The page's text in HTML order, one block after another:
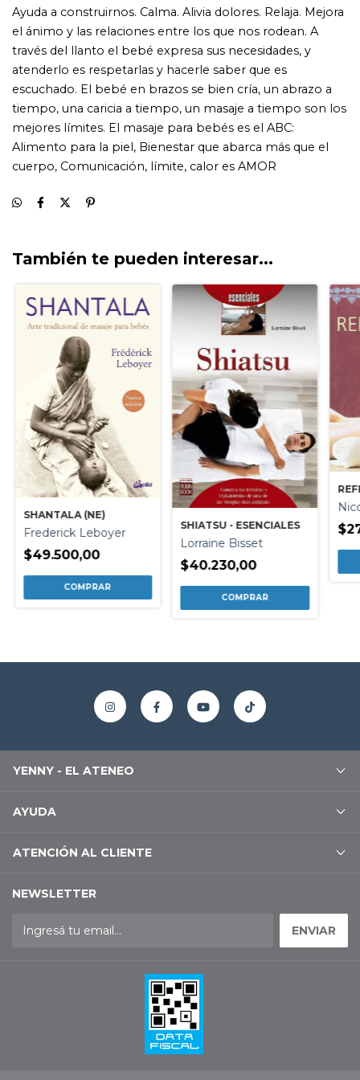
También te pueden interesar...
SHANTALA (NE)
Frederick Leboyer
$49.500,00
SHIATSU - ESENCIALES
Lorraine Bisset
$40.230,00
YENNY - EL ATENEO
AYUDA
ATENCIÓN AL CLIENTE
NEWSLETTER